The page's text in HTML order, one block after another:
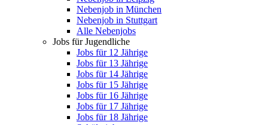
Nebenjob in München
Nebenjob in Stuttgart
Alle Nebenjobs
Jobs für Jugendliche
Jobs für 12 Jährige
Jobs für 13 Jährige
Jobs für 14 Jährige
Jobs für 15 Jährige
Jobs für 16 Jährige
Jobs für 17 Jährige
Jobs für 18 Jährige